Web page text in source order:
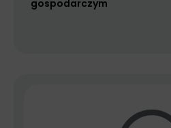
gospodarczym